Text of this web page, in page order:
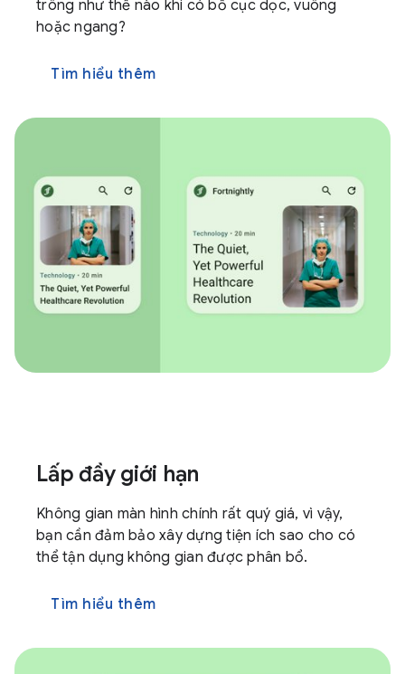
trông như thế nào khi có bố cục dọc, vuông
hoặc ngang?
Tìm hiểu thêm
Lấp đầy giới hạn
Không gian màn hình chính rất quý giá, vì vậy,
bạn cần đảm bảo xây dựng tiện ích sao cho có
thể tận dụng không gian được phân bổ.
Tìm hiểu thêm